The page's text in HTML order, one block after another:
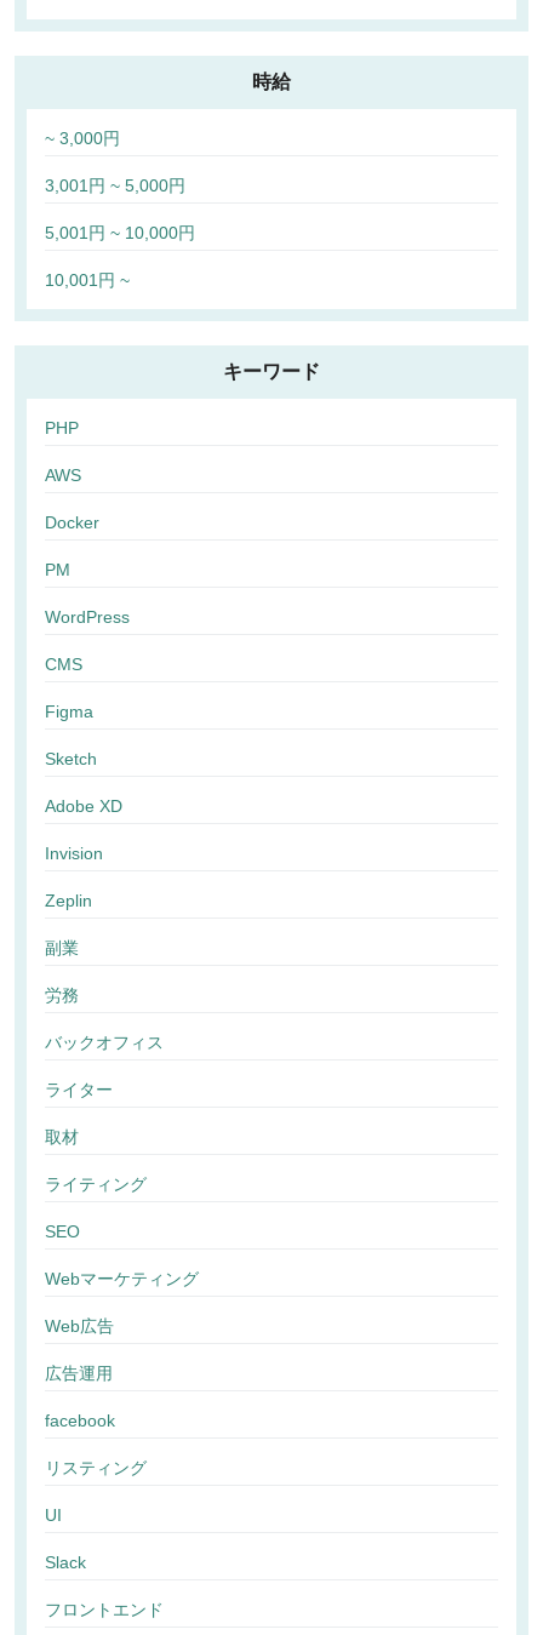
時給
~ 3,000円
3,001円 ~ 5,000円
5,001円 ~ 10,000円
10,001円 ~
キーワード
PHP
AWS
Docker
PM
WordPress
CMS
Figma
Sketch
Adobe XD
Invision
Zeplin
副業
労務
バックオフィス
ライター
取材
ライティング
SEO
Webマーケティング
Web広告
広告運用
facebook
リスティング
UI
Slack
フロントエンド